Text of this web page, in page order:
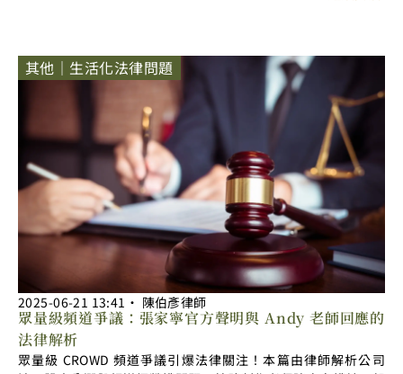
其他｜生活化法律問題
2025-06-21 13:41 ‧ 陳伯彥律師
眾量級頻道爭議：張家寧官方聲明與 Andy 老師回應的
法律解析
眾量級 CROWD 頻道爭議引爆法律關注！本篇由律師解析公司